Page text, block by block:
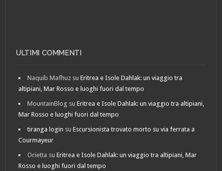
ULTIMI COMMENTI
Naquib Mafhuz suEritrea e Isole Dahlak: un viaggio tra
altipiani, Mar Rosso e luoghi fuori dal tempo
MountainBlog suEritrea e Isole Dahlak: un viaggio tra altipiani,
Mar Rosso e luoghi fuori dal tempo
tiranga login suEscursionista trovato morto su via ferrata a
Courmayeur
Orietta suEritrea e Isole Dahlak: un viaggio tra altipiani, Mar
Rosso e luoghi fuori dal tempo